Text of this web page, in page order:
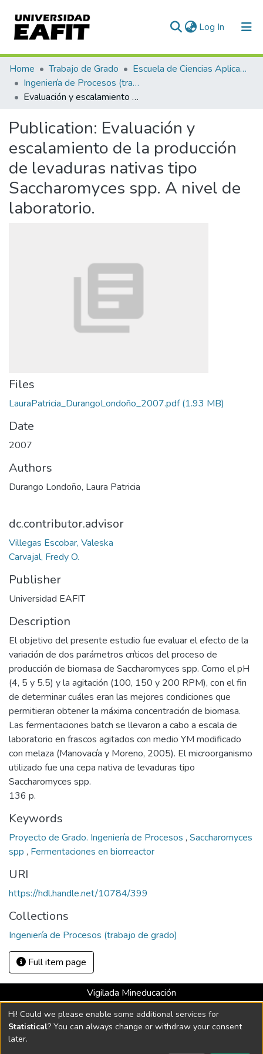
Log In (current)
Communities & Collections
All of DSpace
Home Trabajo de Grado
Escuela de Ciencias Aplicadas e Ingeniería
Ingeniería de Procesos (trabajo de grado)
Evaluación y escalamiento de la producción de levaduras nativas tipo Saccharomyces spp. A nivel de laboratorio.
Publication: Evaluación y
escalamiento de la producción
de levaduras nativas tipo
Saccharomyces spp. A nivel de
laboratorio.
Files
LauraPatricia_DurangoLondoño_2007.pdf(1.93 MB)
Date
2007
Authors
Durango Londoño, Laura Patricia
dc.contributor.advisor
Villegas Escobar, Valeska
Carvajal, Fredy O.
Publisher
Universidad EAFIT
Description
El objetivo del presente estudio fue evaluar el efecto de la
variación de dos parámetros críticos del proceso de
producción de biomasa de Saccharomyces spp. Como el pH
(4, 5 y 5.5) y la agitación (100, 150 y 200 RPM), con el fin
de determinar cuáles eran las mejores condiciones que
permitieran obtener la máxima concentración de biomasa.
Las fermentaciones batch se llevaron a cabo a escala de
laboratorio en frascos agitados con medio YM modificado
con melaza (Manovacía y Moreno, 2005). El microorganismo
utilizado fue una cepa nativa de levaduras tipo
Saccharomyces spp.
136 p.
Keywords
Proyecto de Grado. Ingeniería de Procesos , Saccharomyces
spp , Fermentaciones en biorreactor
URI
https://hdl.handle.net/10784/399
Collections
Ingeniería de Procesos (trabajo de grado)
Full item page
Vigilada Mineducación
Universidad con Acreditación Institucional hasta 2026 -
Resolución MEN 2158 de 2018
Hi! Could we please enable some additional services for
Statistical? You can always change or withdraw your consent
later.